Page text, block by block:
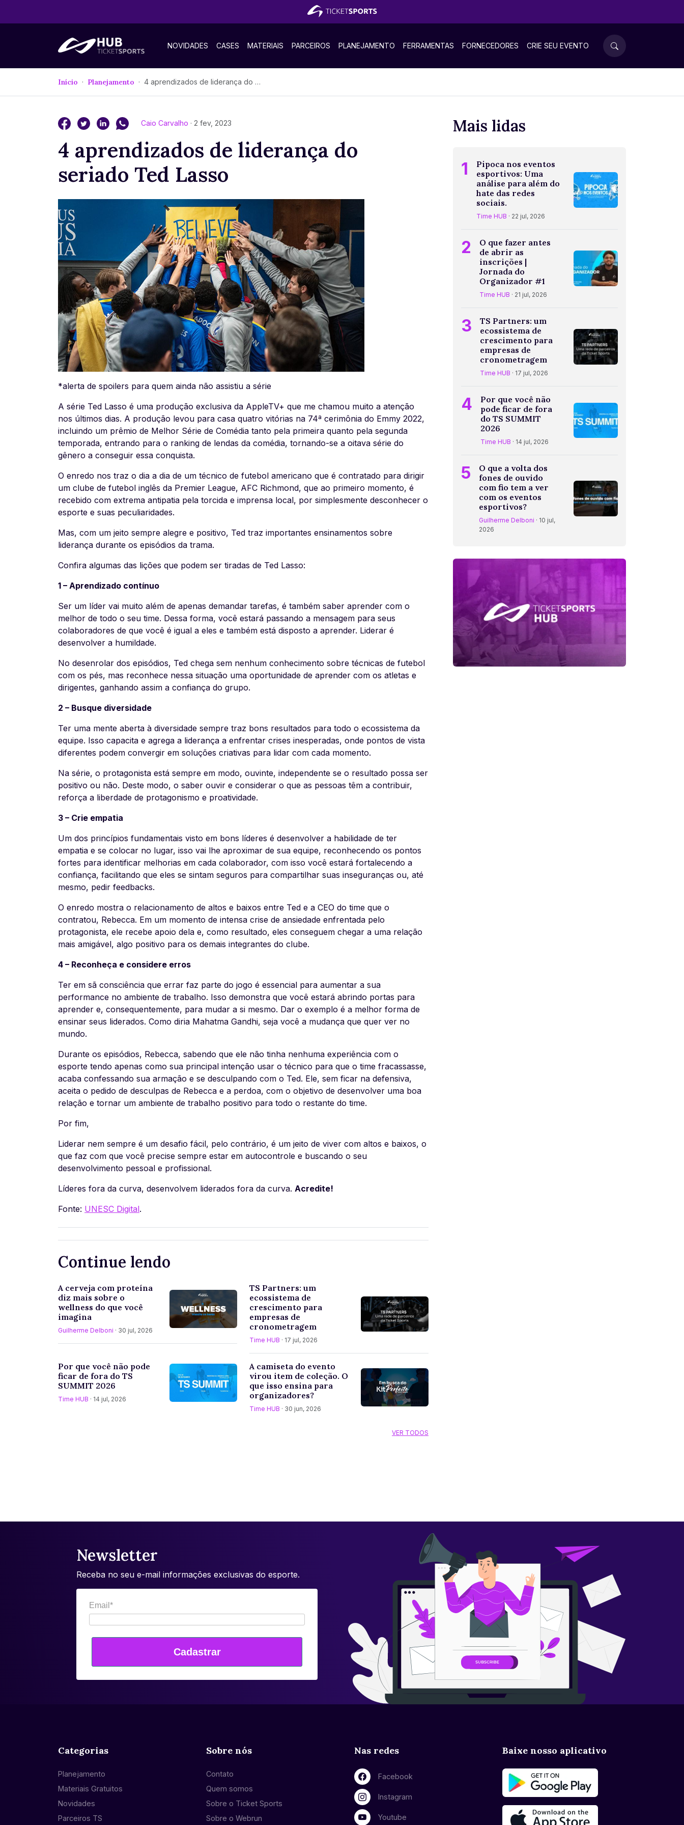
NOVIDADES CASES MATERIAIS PARCEIROS PLANEJAMENTO FERRAMENTAS FORNECEDORES CRIE SEU EVENTO
Início Planejamento 4 aprendizados de liderança do seriado Ted Lasso
Caio Carvalho · 2 fev, 2023
4 aprendizados de liderança do
seriado Ted Lasso
*alerta de spoilers para quem ainda não assistiu a série
A série Ted Lasso é uma produção exclusiva da AppleTV+ que me chamou muito a atenção
nos últimos dias. A produção levou para casa quatro vitórias na 74ª cerimônia do Emmy 2022,
incluindo um prêmio de Melhor Série de Comédia tanto pela primeira quanto pela segunda
temporada, entrando para o ranking de lendas da comédia, tornando-se a oitava série do
gênero a conseguir essa conquista.
O enredo nos traz o dia a dia de um técnico de futebol americano que é contratado para dirigir
um clube de futebol inglês da Premier League, AFC Richmond, que ao primeiro momento, é
recebido com extrema antipatia pela torcida e imprensa local, por simplesmente desconhecer o
esporte e suas peculiaridades.
Mas, com um jeito sempre alegre e positivo, Ted traz importantes ensinamentos sobre
liderança durante os episódios da trama.
Confira algumas das lições que podem ser tiradas de Ted Lasso:
1 – Aprendizado contínuo
Ser um líder vai muito além de apenas demandar tarefas, é também saber aprender com o
melhor de todo o seu time. Dessa forma, você estará passando a mensagem para seus
colaboradores de que você é igual a eles e também está disposto a aprender. Liderar é
desenvolver a humildade.
No desenrolar dos episódios, Ted chega sem nenhum conhecimento sobre técnicas de futebol
com os pés, mas reconhece nessa situação uma oportunidade de aprender com os atletas e
dirigentes, ganhando assim a confiança do grupo.
2 – Busque diversidade
Ter uma mente aberta à diversidade sempre traz bons resultados para todo o ecossistema da
equipe. Isso capacita e agrega a liderança a enfrentar crises inesperadas, onde pontos de vista
diferentes podem convergir em soluções criativas para lidar com cada momento.
Na série, o protagonista está sempre em modo, ouvinte, independente se o resultado possa ser
positivo ou não. Deste modo, o saber ouvir e considerar o que as pessoas têm a contribuir,
reforça a liberdade de protagonismo e proatividade.
3 – Crie empatia
Um dos princípios fundamentais visto em bons líderes é desenvolver a habilidade de ter
empatia e se colocar no lugar, isso vai lhe aproximar de sua equipe, reconhecendo os pontos
fortes para identificar melhorias em cada colaborador, com isso você estará fortalecendo a
confiança, facilitando que eles se sintam seguros para compartilhar suas inseguranças ou, até
mesmo, pedir feedbacks.
O enredo mostra o relacionamento de altos e baixos entre Ted e a CEO do time que o
contratou, Rebecca. Em um momento de intensa crise de ansiedade enfrentada pelo
protagonista, ele recebe apoio dela e, como resultado, eles conseguem chegar a uma relação
mais amigável, algo positivo para os demais integrantes do clube.
4 – Reconheça e considere erros
Ter em sã consciência que errar faz parte do jogo é essencial para aumentar a sua
performance no ambiente de trabalho. Isso demonstra que você estará abrindo portas para
aprender e, consequentemente, para mudar a si mesmo. Dar o exemplo é a melhor forma de
ensinar seus liderados. Como diria Mahatma Gandhi, seja você a mudança que quer ver no
mundo.
Durante os episódios, Rebecca, sabendo que ele não tinha nenhuma experiência com o
esporte tendo apenas como sua principal intenção usar o técnico para que o time fracassasse,
acaba confessando sua armação e se desculpando com o Ted. Ele, sem ficar na defensiva,
aceita o pedido de desculpas de Rebecca e a perdoa, com o objetivo de desenvolver uma boa
relação e tornar um ambiente de trabalho positivo para todo o restante do time.
Por fim,
Liderar nem sempre é um desafio fácil, pelo contrário, é um jeito de viver com altos e baixos, o
que faz com que você precise sempre estar em autocontrole e buscando o seu
desenvolvimento pessoal e profissional.
Líderes fora da curva, desenvolvem liderados fora da curva. Acredite!
Fonte: UNESC Digital.
Continue lendo
A cerveja com proteína
diz mais sobre o
wellness do que você
imagina
Guilherme Delboni · 30 jul, 2026
TS Partners: um
ecossistema de
crescimento para
empresas de
cronometragem
Time HUB · 17 jul, 2026
Por que você não pode
ficar de fora do TS
SUMMIT 2026
Time HUB · 14 jul, 2026
A camiseta do evento
virou item de coleção. O
que isso ensina para
organizadores?
Time HUB · 30 jun, 2026
VER TODOS
Mais lidas
1
Pipoca nos eventos
esportivos: Uma
análise para além do
hate das redes
sociais.
Time HUB · 22 jul, 2026
2
O que fazer antes
de abrir as
inscrições |
Jornada do
Organizador #1
Time HUB · 21 jul, 2026
3
TS Partners: um
ecossistema de
crescimento para
empresas de
cronometragem
Time HUB · 17 jul, 2026
4
Por que você não
pode ficar de fora
do TS SUMMIT
2026
Time HUB · 14 jul, 2026
5
O que a volta dos
fones de ouvido
com fio tem a ver
com os eventos
esportivos?
Guilherme Delboni · 10 jul,
2026
Newsletter
Receba no seu e-mail informações exclusivas do esporte.
Email*
Cadastrar
Categorias
Planejamento
Materiais Gratuitos
Novidades
Parceiros TS
Sobre nós
Contato
Quem somos
Sobre o Ticket Sports
Sobre o Webrun
Nas redes
Facebook
Instagram
Youtube
Baixe nosso aplicativo